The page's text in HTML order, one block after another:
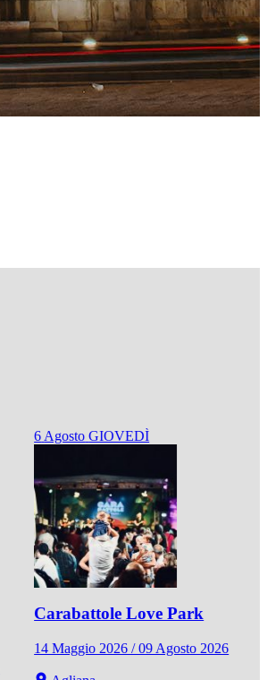
6 Agosto GIOVEDÌ
Carabattole Love Park
14 Maggio 2026 / 09 Agosto 2026